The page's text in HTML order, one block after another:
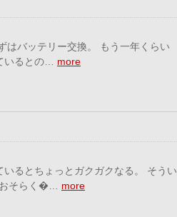
はバッテリー交換。 もう一年くらい
いるとの… more
るとちょっとガクガクなる。 そうい
おそらく�… more